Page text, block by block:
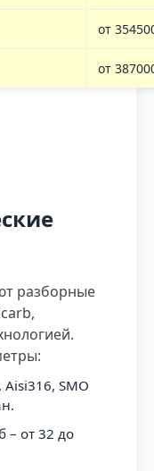
от
от
разборные
SMO
– от 32 до